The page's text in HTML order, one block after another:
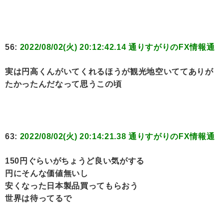
56: 2022/08/02(火) 20:12:42.14 通りすがりのFX情報通
実は円高くんがいてくれるほうが観光地空いててありが
たかったんだなって思うこの頃
63: 2022/08/02(火) 20:14:21.38 通りすがりのFX情報通
150円ぐらいがちょうど良い気がする
円にそんな価値無いし
安くなった日本製品買ってもらおう
世界は待ってるで